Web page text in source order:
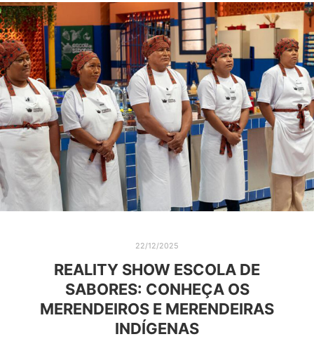
22/12/2025
REALITY SHOW ESCOLA DE
SABORES: CONHEÇA OS
MERENDEIROS E MERENDEIRAS
INDÍGENAS